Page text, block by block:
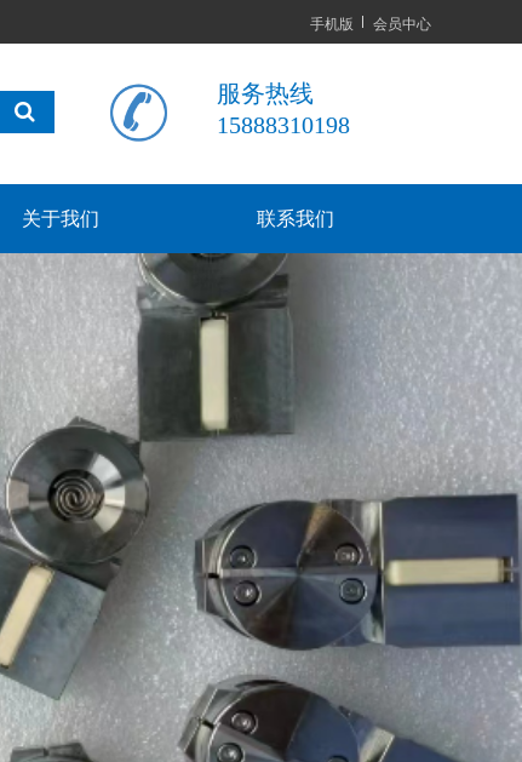
手机版 会员中心
服务热线
15888310198
关于我们 联系我们